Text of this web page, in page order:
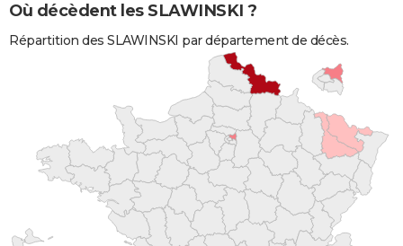
Où décèdent les SLAWINSKI ?
Répartition des SLAWINSKI par département de décès.